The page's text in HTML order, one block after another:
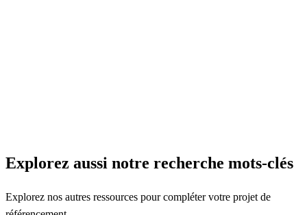
Explorez aussi notre recherche mots-clés
Explorez nos autres ressources pour compléter votre projet de